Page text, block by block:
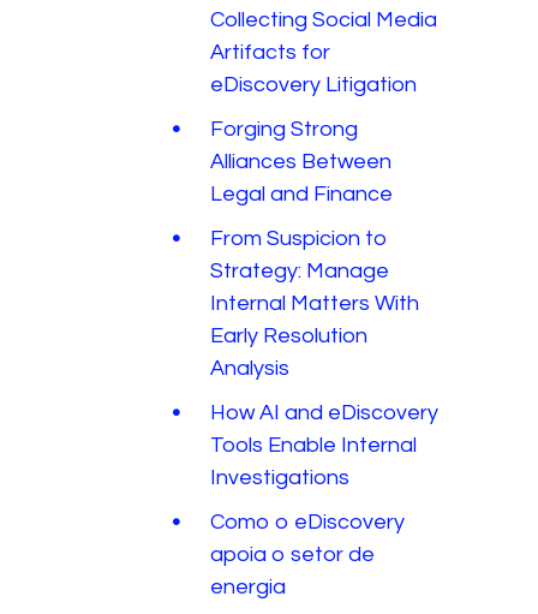
Collecting Social Media
Artifacts for
eDiscovery Litigation
Forging Strong
Alliances Between
Legal and Finance
From Suspicion to
Strategy: Manage
Internal Matters With
Early Resolution
Analysis
How AI and eDiscovery
Tools Enable Internal
Investigations
Como o eDiscovery
apoia o setor de
energia